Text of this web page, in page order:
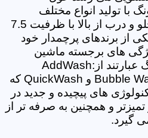
با تولید انواع مختلف
لباسشویی های درب از جلو و درب از بالا با ظرفیت 7.5
یکی از برندهای پرچمدار خود
های برجسته ماشین
لباسشویی های سامسونگ عبارتند از:AddWash
Bubble Wash VRT Smart Control و QuickWash که
های پیچیده و جدید در
و همچنین به صرفه تر از
گیرد.